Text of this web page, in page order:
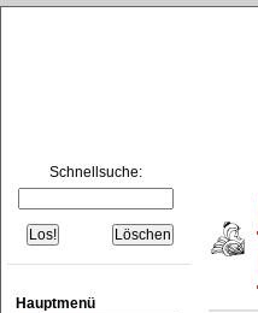
Schnellsuche:
Hauptmenü